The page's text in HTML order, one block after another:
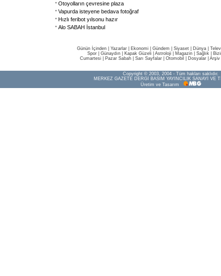
Otoyolların çevresine plaza
Vapurda isteyene bedava fotoğraf
Hızlı feribot yılsonu hazır
Alo SABAH İstanbul
Günün İçinden Yazarlar Ekonomi Gündem Siyaset Dünya |
Spor
Günaydın Kapak Güzeli Astroloji Magazin Sağlık
Cumartesi
Pazar Sabah Sarı Sayfalar Otomobil Dosyalar Arşiv
Copyright © 2003, 2004 - Tüm hakları saklıdır.
MERKEZ GAZETE DERGİ BASIM YAYINCILIK SANAYİ VE
Üretim ve Tasarım